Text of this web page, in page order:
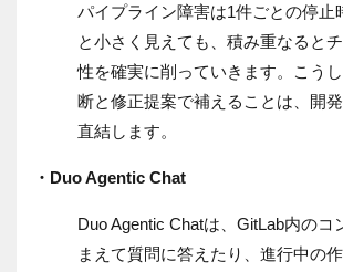
パイプライン障害は1件ごとの停止
と小さく見えても、積み重なると
性を確実に削っていきます。こう
断と修正提案で補えることは、開
直結します。
・Duo Agentic Chat
Duo Agentic Chatは、GitLab内のコ
まえて質問に答えたり、進行中の